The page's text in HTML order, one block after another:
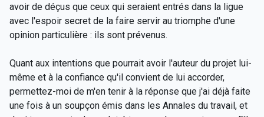
avoir de déçus que ceux qui seraient entrés dans la ligue
avec l'espoir secret de la faire servir au triomphe d'une
opinion particulière : ils sont prévenus.
Quant aux intentions que pourrait avoir l'auteur du projet lui-
même et à la confiance qu'il convient de lui accorder,
permettez-moi de m'en tenir à la réponse que j'ai déjà faite
une fois à un soupçon émis dans les Annales du travail, et